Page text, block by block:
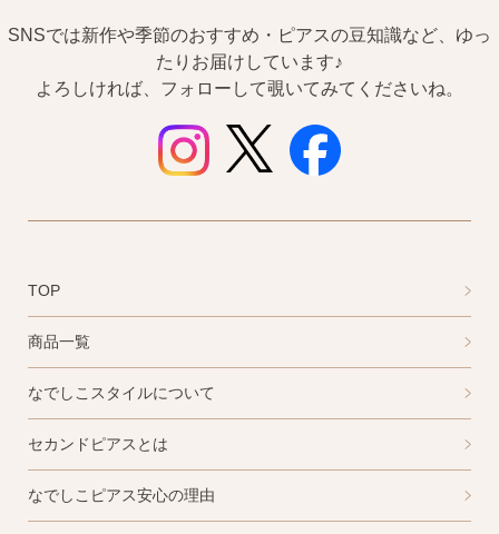
なでしこスタイルの
安心サポート
「ピアス初めてBOOK」同梱
ピアス初心者さんの素朴な疑問を解消です
SNSでは新作や季節のおすすめ・ピアスの豆知識など、ゆっ
たりお届けしています♪
よろしければ、フォローして覗いてみてくださいね。
TOP
商品一覧
なでしこスタイルについて
セカンドピアスとは
なでしこピアス安心の理由